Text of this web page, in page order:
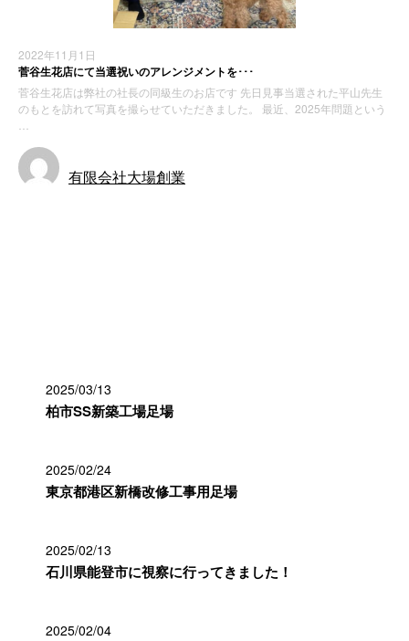
2022年11月1日
菅谷生花店にて当選祝いのアレンジメントを･･･
菅谷生花店は弊社の社長の同級生のお店です 先日見事当選された平山先生
のもとを訪れて写真を撮らせていただきました。 最近、2025年問題という
有限会社大場創業
2025/03/13
柏市SS新築工場足場
2025/02/24
東京都港区新橋改修工事用足場
2025/02/13
石川県能登市に視察に行ってきました！
2025/02/04